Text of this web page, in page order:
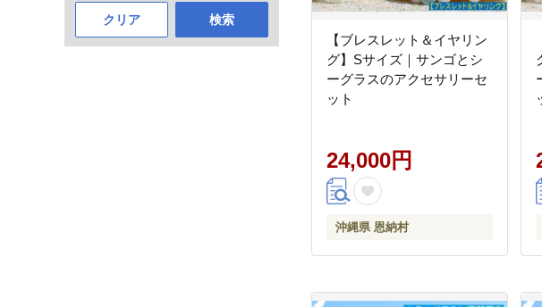
クリア 検索
【ブレスレット＆イヤリン
グ】Sサイズ｜サンゴとシ
ーグラスのアクセサリーセ
ット
24,000円
沖縄県 恩納村